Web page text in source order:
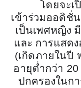
โดยจะเ
เข้าร่วมออดิชั่
เป็นเพศหญิง
และ การแสด
(เกิดภายในปี
อายุต่ำกว่า 20
ปกครองในก